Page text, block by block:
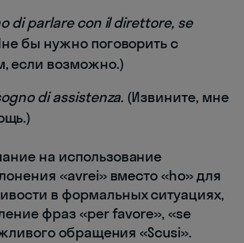
di parlare con il direttore, se
бы нужно поговорить с
если возможно.)
di assistenza. (Извините, мне
на использование
«avrei» вместо «ho» для
в формальных ситуациях,
фраз «per favore», «se
обращения «Scusi».